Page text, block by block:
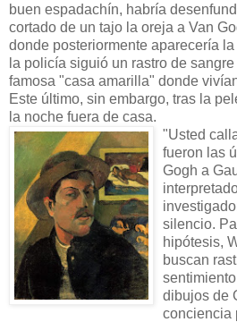
buen espadachín, habría
cortado de un tajo la oreja a Van
donde posteriormente aparecería
la policía siguió un rastro de
famosa "casa amarilla" donde
Este último, sin embargo, tras la
la noche fuera de casa.
"Usted
fueron las
Gogh a
silencio.
hipótesis,
buscan
dibujos de
conciencia